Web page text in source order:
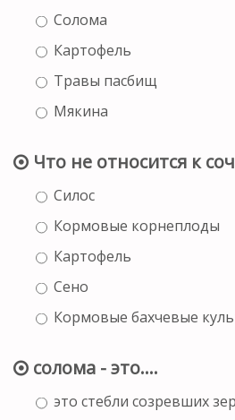
Солома
Картофель
Травы пасбищ
Мякина
Что не относится к
Силос
Кормовые корнеплоды
Картофель
Сено
Кормовые бахчевые
солома - это....
это стебли созревших